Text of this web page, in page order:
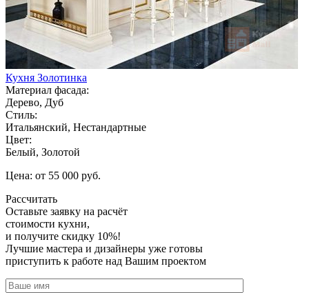
Кухня Золотинка
Материал фасада:
Дерево, Дуб
Стиль:
Итальянский, Нестандартные
Цвет:
Белый, Золотой
Цена: от 55 000 руб.
Рассчитать
Оставьте заявку на расчёт
стоимости кухни,
и получите скидку 10%!
Лучшие мастера и дизайнеры уже готовы
приступить к работе над Вашим проектом